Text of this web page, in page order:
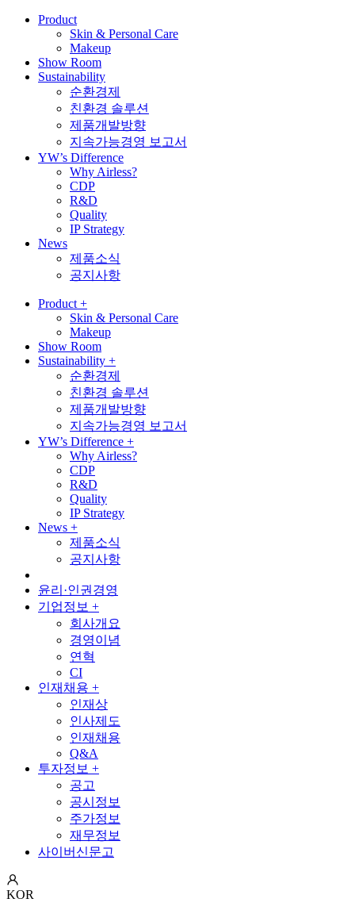
Product
Skin & Personal Care
Makeup
Show Room
Sustainability
순환경제
친환경 솔루션
제품개발방향
지속가능경영 보고서
YW’s Difference
Why Airless?
CDP
R&D
Quality
IP Strategy
News
제품소식
공지사항
Product +
Skin & Personal Care
Makeup
Show Room
Sustainability +
순환경제
친환경 솔루션
제품개발방향
지속가능경영 보고서
YW’s Difference +
Why Airless?
CDP
R&D
Quality
IP Strategy
News +
제품소식
공지사항
윤리·인권경영
기업정보 +
회사개요
경영이념
연혁
CI
인재채용 +
인재상
인사제도
인재채용
Q&A
투자정보 +
공고
공시정보
주가정보
재무정보
사이버신문고
KOR